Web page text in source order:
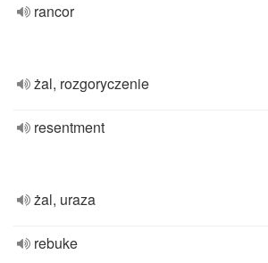
rancor
żal, rozgoryczenie
resentment
żal, uraza
rebuke